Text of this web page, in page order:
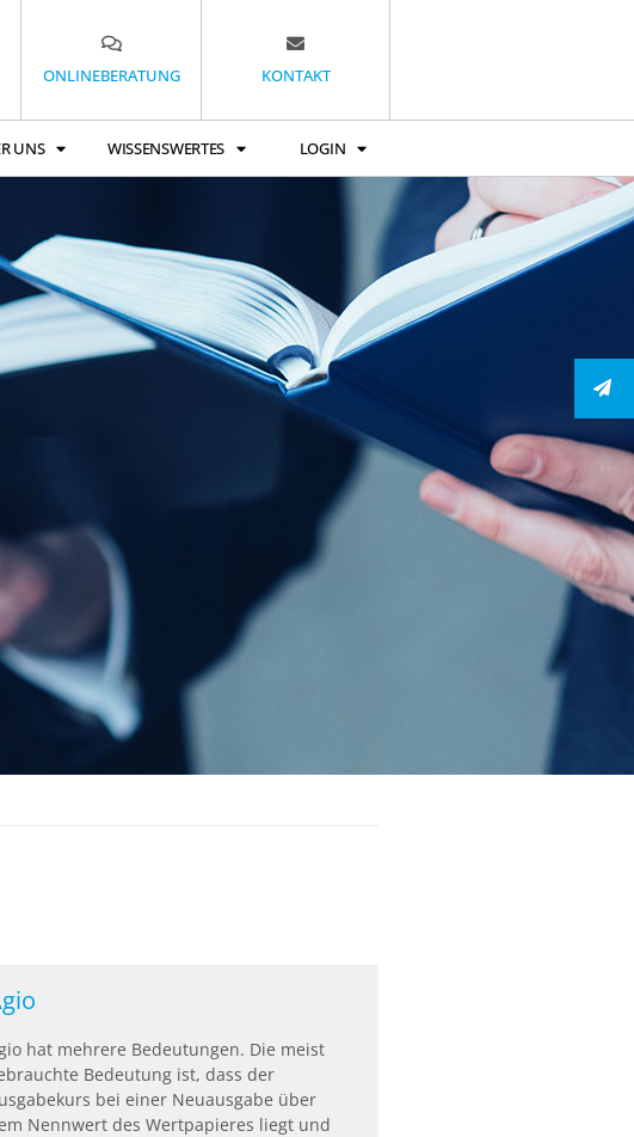
ONLINEBERATUNG KONTAKT
UNS WISSENSWERTES LOGIN
hat mehrere Bedeutungen. Die meist
Bedeutung ist, dass der
bei einer Neuausgabe über
Nennwert des Wertpapieres liegt und